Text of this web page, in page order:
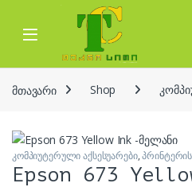
Skip to navigation
Skip to content
Open
მთავარი Shop
კომპიუტერული აქსესუარები,
Epson 673